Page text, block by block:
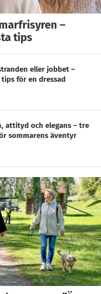
–
tips
eller jobbet –
tips för en dressad
attityd och elegans – tre
sommarens äventyr